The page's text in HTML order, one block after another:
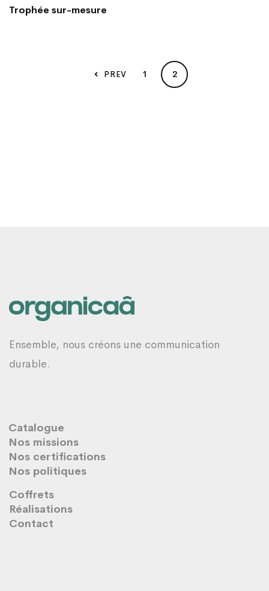
Trophée sur-mesure
PREV 1 2
Ensemble, nous créons une communication
durable.
Catalogue
Nos missions
Nos certifications
Nos politiques
Coffrets
Réalisations
Contact